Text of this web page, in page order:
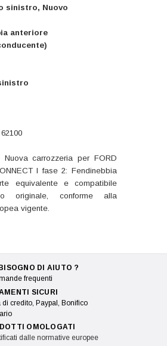
sinistro, Nuovo
anteriore
Nuova carrozzeria per FORD
I fase 2: Fendinebbia
equivalente e compatibile
originale, conforme alla
vigente.
DI AIUTO ?
frequenti
SICURI
di credito, Paypal, Bonifico
OMOLOGATI
dalle normative europee